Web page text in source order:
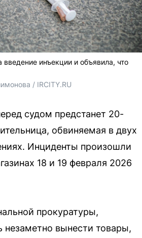
инъекции и объявила, что
/ IRCITY.RU
судом предстанет 20-
обвиняемая в двух
Инциденты произошли
18 и 19 февраля 2026
прокуратуры,
незаметно вынести товары,